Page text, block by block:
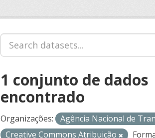
1 conjunto de dados
encontrado
Organizações: Agência Nacional de
Creative Commons Atribuição